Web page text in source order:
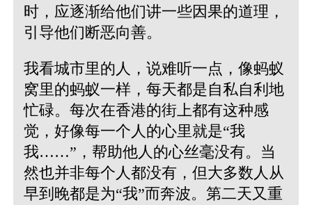
时，应逐渐给他们讲一些因果的道理，
引导他们断恶向善。
我看城市里的人，说难听一点，像蚂蚁
窝里的蚂蚁一样，每天都是自私自利地
忙碌。每次在香港的街上都有这种感
觉，好像每一个人的心里就是“我
我……”，帮助他人的心丝毫没有。当
然也并非每个人都没有，但大多数人从
早到晚都是为“我”而奔波。第二天又重